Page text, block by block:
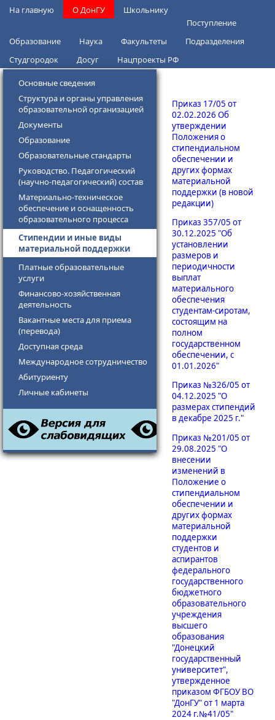
Перейти к основному содержанию
На главную О ДонГУ
Школьнику
Поступление
Образование
Наука Факультеты
Подразделения
Студгородок
Досуг Нацпроекты РФ
Основные сведения
Структура и органы управления
образовательной организацией
Документы
Образование
Образовательные стандарты
Руководство. Педагогический
(научно-педагогический) состав
Материально-техническое
обеспечение и оснащенность
образовательного процесса
Стипендии и иные виды
материальной поддержки
Платные образовательные
услуги
Финансово-хозяй​ственная
деятельность
Вакантные места для прие​​ма
(перевода)
Доступная среда
Международное сотрудничество
Абитуриенту​​​​​​
Личные кабинеты
Приказ 17/05 от
02.02.2026 Об
утверждении
Положения о
стипендиальном
обеспечении и
других формах
материальной
поддержки (в новой
редакции)
Приказ 357/05 от
30.12.2025 "Об
установлении
размеров и
периодичности
выплат
материального
обеспечения
студентам-сиротам,
состоящим на
полном
государственном
обеспечении, с
01.01.2026"
Приказ №326/05 от
04.12.2025 "О
размерах стипендий
в декабре 2025 г."
Приказ №201/05 от
29.08.2025 "О
внесении
изменений в
Положение о
стипендиальном
обеспечении и
других формах
материальной
поддержки
студентов и
аспирантов
федерального
государственного
бюджетного
образовательного
учреждения
высшего
образования
"Донецкий
государственный
университет",
утвержденное
приказом ФГБОУ ВО
"ДонГУ" от 1 марта
2024 г.№41/05"